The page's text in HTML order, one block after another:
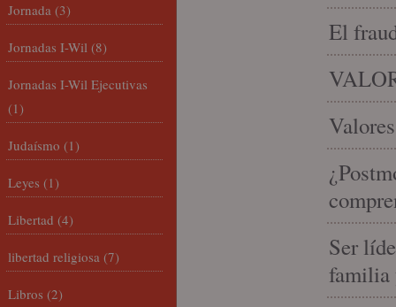
El
Ser
familia
Jornada (3)
Jornadas I-Wil (8)
Jornadas I-Wil Ejecutivas
(1)
Judaísmo (1)
Leyes (1)
Libertad (4)
libertad religiosa (7)
Libros (2)